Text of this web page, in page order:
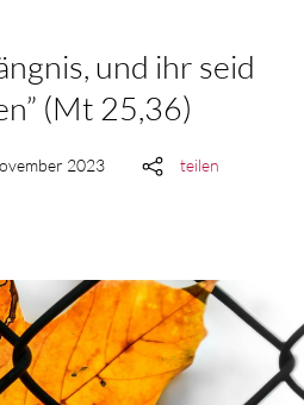
und ihr seid
(Mt 25,36)
2023
teilen